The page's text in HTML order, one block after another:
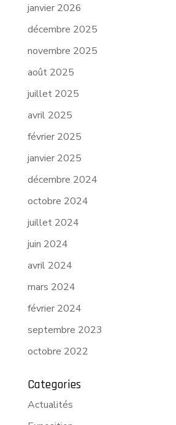
janvier 2026
décembre 2025
novembre 2025
août 2025
juillet 2025
avril 2025
février 2025
janvier 2025
décembre 2024
octobre 2024
juillet 2024
juin 2024
avril 2024
mars 2024
février 2024
septembre 2023
octobre 2022
Categories
Actualités